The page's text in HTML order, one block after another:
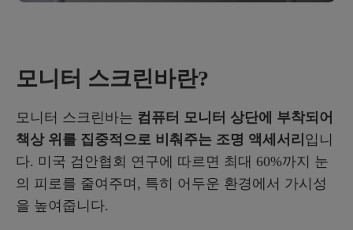
모니터 스크린바란?
모니터 스크린바는 컴퓨터 모니터 상단에 부착되어
책상 위를 집중적으로 비춰주는 조명 액세서리 입니
다. 미국 검안협회 연구에 따르면 최대 60%까지 눈
의 피로를 줄여주며, 특히 어두운 환경에서 가시성
을 높여줍니다.